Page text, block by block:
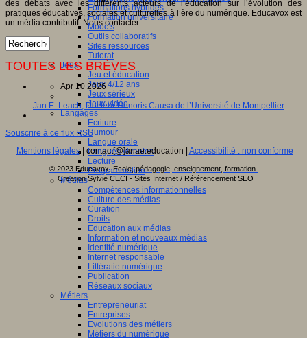
Formations hybrides
Formation universitaire
Mooc’s
Outils collaboratifs
Sites ressources
Tutorat
Jeux
Jeu et éducation
Jeux 4/12 ans
Jeux sérieux
Jeux vidéo
Langages
Ecriture
Humour
Langue orale
Langues vivantes
Lecture
Programmation
Médias
Compétences informationnelles
Culture des médias
Curation
Droits
Education aux médias
Information et nouveaux médias
Identité numérique
Internet responsable
Littératie numérique
Publication
Réseaux sociaux
Métiers
Entrepreneuriat
Entreprises
Evolutions des métiers
Métiers du numérique
des débats avec les différents acteurs de l’éducation sur l’évolution des
pratiques éducatives, sociales et culturelles à l’ère du numérique. Educavox est
un média contributif. Nous contacter.
TOUTES LES BRÈVES
Apr 10 2026
Jan E. Leach, Docteur Honoris Causa de l’Université de Montpellier
Souscrire à ce flux RSS
Mentions légales| contact[@]anae.education | Accessibilité : non conforme
© 2023 Educavox, Ecole, pédagogie, enseignement, formation
Creation Sylvie CECI - Sites Internet / Référencement SEO